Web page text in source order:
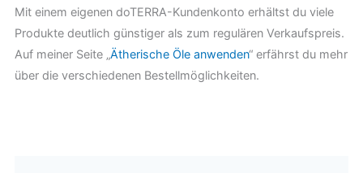
Mit einem eigenen doTERRA-Kundenkonto erhältst du viele
Produkte deutlich günstiger als zum regulären Verkaufspreis.
Auf meiner Seite „Ätherische Öle anwenden“ erfährst du mehr
über die verschiedenen Bestellmöglichkeiten.